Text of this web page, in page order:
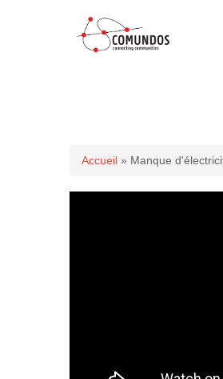
Vous êtes ici
Accueil » Manque